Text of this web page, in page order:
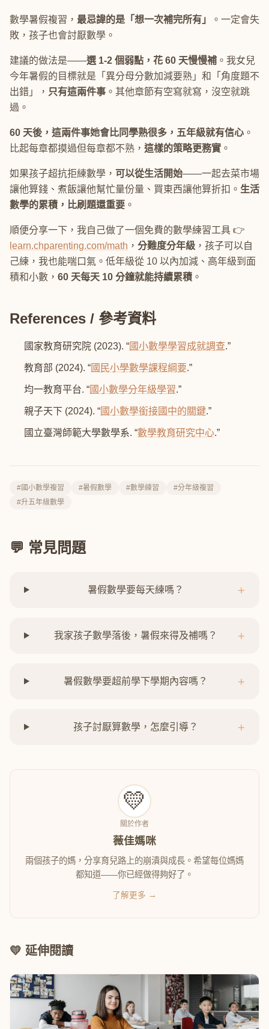
數學暑假複習， 最忌諱的是「想一次補完所有」
。一定會失
敗，孩子也會討厭數學。
建議的做法是——選 1-2 個弱點，花 60 天慢慢補 。我女兒
今年暑假的目標就是「異分母分數加減要熟」和「角度題不
出錯」， 只有這兩件事 。其他章節有空寫就寫，沒空就跳
過。
60 天後，這兩件事她會比同學熟很多，五年級就有信心 。
比起每章都摸過但每章都不熟， 這樣的策略更務實 。
如果孩子超抗拒練數學， 可以從生活開始——一起去菜市場
讓他算錢、煮飯讓他幫忙量份量、買東西讓他算折扣。 生活
數學的累積，比刷題還重要 。
順便分享一下，我自己做了一個免費的數學練習工具 👉
learn.chparenting.com/math ， 分難度分年級 ，孩子可以自
己練，我也能喘口氣。低年級從 10 以內加減、高年級到面
積和小數， 60 天每天 10 分鐘就能持續累積 。
References / 參考資料
國家教育研究院 (2023). “國小數學學習成就調查.”
教育部 (2024). “國民小學數學課程綱要.”
均一教育平台. “國小數學分年級學習.”
親子天下 (2024). “國小數學銜接國中的關鍵.”
國立臺灣師範大學數學系. “數學教育研究中心.”
#國小數學複習 #暑假數學 #數學練習
#分年級複習
#升五年級數學
💬 常見問題
暑假數學要每天練嗎？ +
我家孩子數學落後，暑假來得及補嗎？ +
暑假數學要超前學下學期內容嗎？ +
孩子討厭算數學，怎麼引導？ +
💛
關於作者
薇佳媽咪
兩個孩子的媽，分享育兒路上的崩潰與成長。希望每位媽媽
都知道——你已經做得夠好了。
了解更多 →
💛 延伸閱讀